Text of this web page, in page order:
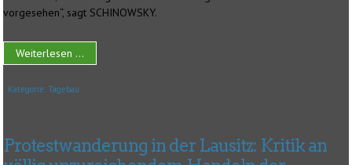
vorgesehen“, sagt SCHINOWSKY.
Weiterlesen ...
Kategorie:Tagebau
Protestwanderung in der Lausitz: Kritik an